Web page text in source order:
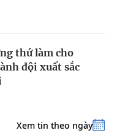
thứ làm cho
đội xuất sắc
Xem tin theo ngày